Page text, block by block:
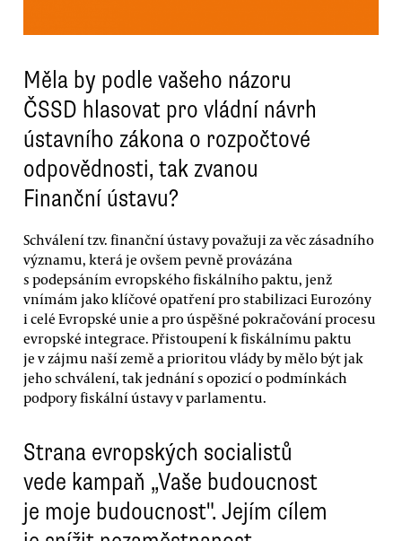
Měla by podle vašeho názoru
ČSSD hlasovat pro vládní návrh
ústavního zákona o rozpočtové
odpovědnosti, tak zvanou
Finanční ústavu?
Schválení tzv. finanční ústavy považuji za věc zásadního
významu, která je ovšem pevně provázána
s podepsáním evropského fiskálního paktu, jenž
vnímám jako klíčové opatření pro stabilizaci Eurozóny
i celé Evropské unie a pro úspěšné pokračování procesu
evropské integrace. Přistoupení k fiskálnímu paktu
je v zájmu naší země a prioritou vlády by mělo být jak
jeho schválení, tak jednání s opozicí o podmínkách
podpory fiskální ústavy v parlamentu.
Strana evropských socialistů
vede kampaň „Vaše budoucnost
je moje budoucnost". Jejím cílem